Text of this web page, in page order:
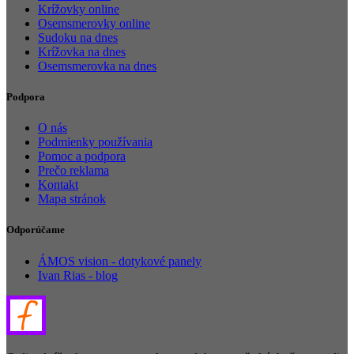
Krížovky online
Osemsmerovky online
Sudoku na dnes
Krížovka na dnes
Osemsmerovka na dnes
Podpora
O nás
Podmienky používania
Pomoc a podpora
Prečo reklama
Kontakt
Mapa stránok
Odporúčame
ÁMOS vision - dotykové panely
Ivan Rias - blog